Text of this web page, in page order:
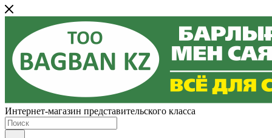
Интернет-магазин представительского класса